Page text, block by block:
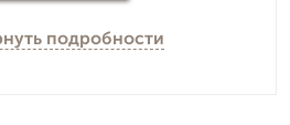
подробности